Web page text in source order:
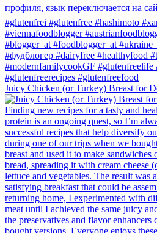
Juicy Chicken (or Turkey) Breast for